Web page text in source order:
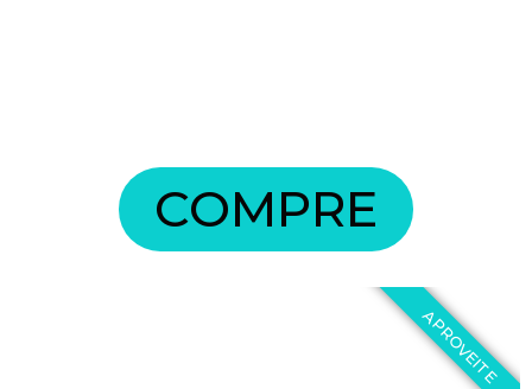
COMPRE
APROVEITE